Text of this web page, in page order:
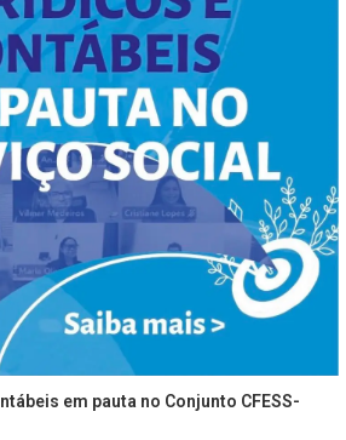
em pauta no Conjunto CFESS-